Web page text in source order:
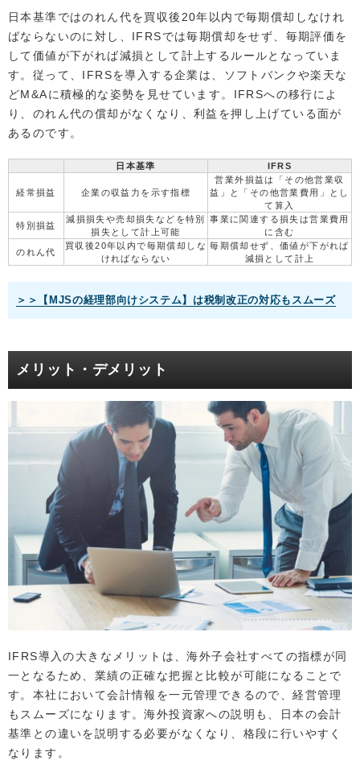
日本基準ではのれん代を買収後20年以内で毎期償却しなけれ
ばならないのに対し、IFRSでは毎期償却をせず、毎期評価を
して価値が下がれば減損として計上するルールとなっていま
す。従って、IFRSを導入する企業は、ソフトバンクや楽天な
どM&Aに積極的な姿勢を見せています。IFRSへの移行によ
り、のれん代の償却がなくなり、利益を押し上げている面が
あるのです。
日本基準 IFRS
経常損益 企業の収益力を示す指標
営業外損益は「その他営業収
益」と「その他営業費用」とし
て算入
特別損益
減損損失や売却損失などを特別
損失として計上可能
事業に関連する損失は営業費用
に含む
のれん代
買収後20年以内で毎期償却しな
ければならない
毎期償却せず、価値が下がれば
減損として計上
＞＞【MJSの経理部向けシステム】は税制改正の対応もスムーズ
メリット・デメリット
IFRS導入の大きなメリットは、海外子会社すべての指標が同
一となるため、業績の正確な把握と比較が可能になることで
す。本社において会計情報を一元管理できるので、経営管理
もスムーズになります。海外投資家への説明も、日本の会計
基準との違いを説明する必要がなくなり、格段に行いやすく
なります。